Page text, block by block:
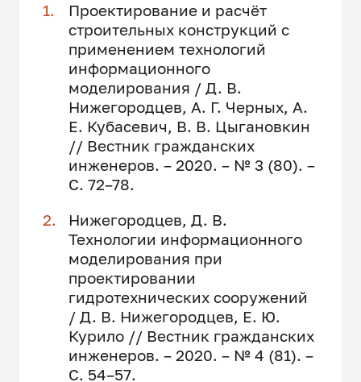
Проектирование и расчёт
строительных конструкций с
применением технологий
информационного
моделирования / Д. В.
Нижегородцев, А. Г. Черных, А.
Е. Кубасевич, В. В. Цыгановкин
// Вестник гражданских
инженеров. – 2020. – № 3 (80). –
С. 72–78.
Нижегородцев, Д. В.
Технологии информационного
моделирования при
проектировании
гидротехнических сооружений
/ Д. В. Нижегородцев, Е. Ю.
Курило // Вестник гражданских
инженеров. – 2020. – № 4 (81). –
С. 54–57.